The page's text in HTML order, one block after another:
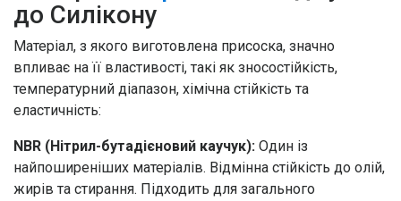
до Силікону
Матеріал, з якого виготовлена присоска, значно
впливає на її властивості, такі як зносостійкість,
температурний діапазон, хімічна стійкість та
еластичність:
NBR (Нітрил-бутадієновий каучук): Один із
найпоширеніших матеріалів. Відмінна стійкість до олій,
жирів та стирання. Підходить для загального